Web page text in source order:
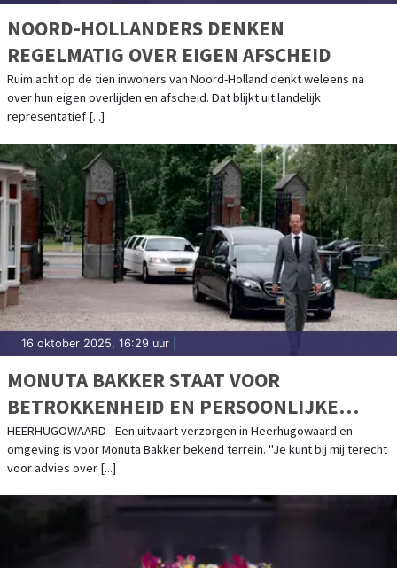
NOORD-HOLLANDERS DENKEN
REGELMATIG OVER EIGEN AFSCHEID
Ruim acht op de tien inwoners van Noord-Holland denkt weleens na
over hun eigen overlijden en afscheid. Dat blijkt uit landelijk
representatief [...]
16 oktober 2025, 16:29 uur
MONUTA BAKKER STAAT VOOR
BETROKKENHEID EN PERSOONLIJKE
BENADERING
HEERHUGOWAARD - Een uitvaart verzorgen in Heerhugowaard en
omgeving is voor Monuta Bakker bekend terrein. "Je kunt bij mij terecht
voor advies over [...]